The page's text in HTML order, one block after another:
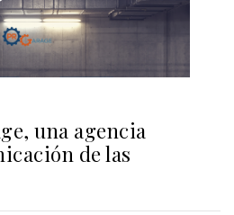
una agencia
de las